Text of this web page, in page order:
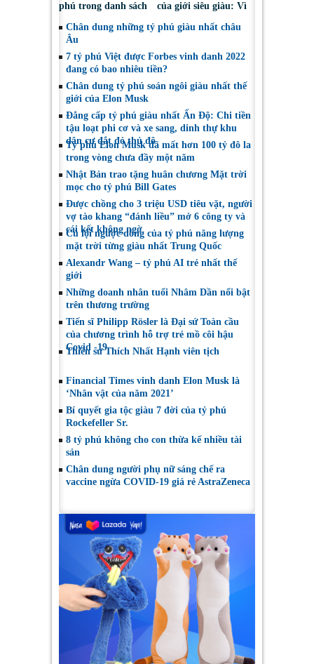
phú trong danh sách
của giới siêu giàu: Vì
làm việc nhà?
Chân dung những tỷ phú giàu nhất châu
Âu
7 tỷ phú Việt được Forbes vinh danh 2022
đang có bao nhiêu tiền?
Chân dung tỷ phú soán ngôi giàu nhất thế
giới của Elon Musk
Đẳng cấp tỷ phú giàu nhất Ấn Độ: Chi tiền
tậu loạt phi cơ và xe sang, dinh thự khu
dân cư đắt đỏ thủ đô
Tỷ phú Elon Musk đã mất hơn 100 tỷ đô la
trong vòng chưa đầy một năm
Nhật Bản trao tặng huân chương Mặt trời
mọc cho tỷ phú Bill Gates
Được chồng cho 3 triệu USD tiêu vặt, người
vợ tào khang “đánh liều” mở 6 công ty và
cái kết không ngờ
Cú lội ngược dòng của tỷ phú năng lượng
mặt trời từng giàu nhất Trung Quốc
Alexandr Wang – tỷ phú AI trẻ nhất thế
giới
Những doanh nhân tuổi Nhâm Dần nổi bật
trên thương trường
Tiến sĩ Philipp Rösler là Đại sứ Toàn cầu
của chương trình hỗ trợ trẻ mồ côi hậu
Covid -19
Thiền sư Thích Nhất Hạnh viên tịch
Financial Times vinh danh Elon Musk là
‘Nhân vật của năm 2021’
Bí quyết gia tộc giàu 7 đời của tỷ phú
Rockefeller Sr.
8 tỷ phú không cho con thừa kế nhiều tài
sản
Chân dung người phụ nữ sáng chế ra
vaccine ngừa COVID-19 giá rẻ AstraZeneca